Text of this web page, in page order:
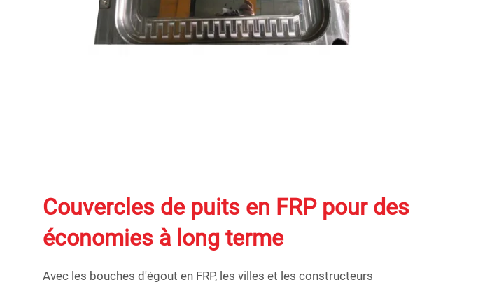
Couvercles de puits en FRP pour des
économies à long terme
Avec les bouches d'égout en FRP, les villes et les constructeurs